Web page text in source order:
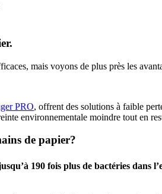
mais voyons de plus près les
PRO, offrent des solutions à faible
environnementale moindre tout en
de papier?
190 fois plus de bactéries dans